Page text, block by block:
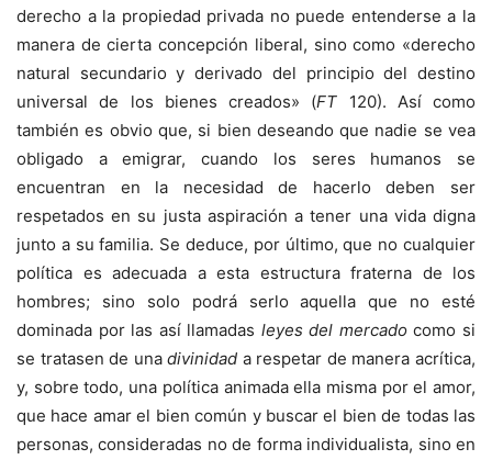
derecho a la propiedad privada no puede entenderse a la
manera de cierta concepción liberal, sino como «derecho
natural secundario y derivado del principio del destino
universal de los bienes creados» (FT 120). Así como
también es obvio que, si bien deseando que nadie se vea
obligado a emigrar, cuando los seres humanos se
encuentran en la necesidad de hacerlo deben ser
respetados en su justa aspiración a tener una vida digna
junto a su familia. Se deduce, por último, que no cualquier
política es adecuada a esta estructura fraterna de los
hombres; sino solo podrá serlo aquella que no esté
dominada por las así llamadas leyes del mercadocomo si
se tratasen de unadivinidad a respetar de manera acrítica,
y, sobre todo, una política animada ella misma por el amor,
que hace amar el bien común y buscar el bien de todas las
personas, consideradas no de forma individualista, sino en